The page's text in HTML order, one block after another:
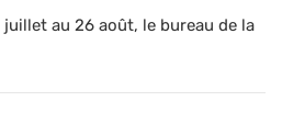
au 26 août, le bureau de la